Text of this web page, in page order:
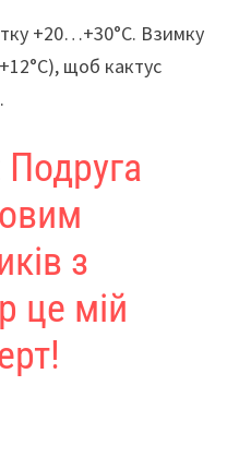
+20…+30°C. Взимку
щоб кактус
Подруга
з
це мій